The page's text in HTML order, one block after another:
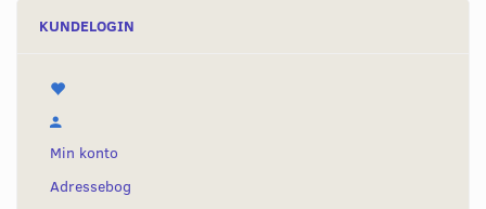
KUNDELOGIN
Min konto
Adressebog